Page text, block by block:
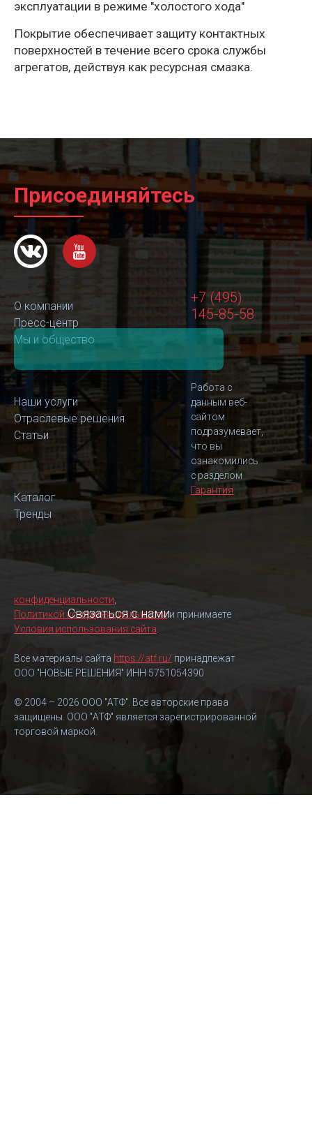
эксплуатации в режиме "холостого хода"
Покрытие обеспечивает защиту контактных
поверхностей в течение всего срока службы
агрегатов, действуя как ресурсная смазка.
Присоединяйтесь
О компании
Пресс-центр
Мы и общество
Наши услуги
Отраслевые решения
Статьи
Каталог
Тренды
+7 (495)
145-85-58
Связаться с нами
Работа с
данным веб-
сайтом
подразумевает,
что вы
ознакомились
с разделом
Гарантия
конфиденциальности
Политикой конфиденциальностии принимаете
Условия использования сайта
Все материалы сайта https://atf.ru/ принадлежат
ООО "НОВЫЕ РЕШЕНИЯ" ИНН 5751054390
© 2004 – 2026 ООО "АТФ". Все авторские права
защищены. ООО "АТФ" является зарегистрированной
торговой маркой.